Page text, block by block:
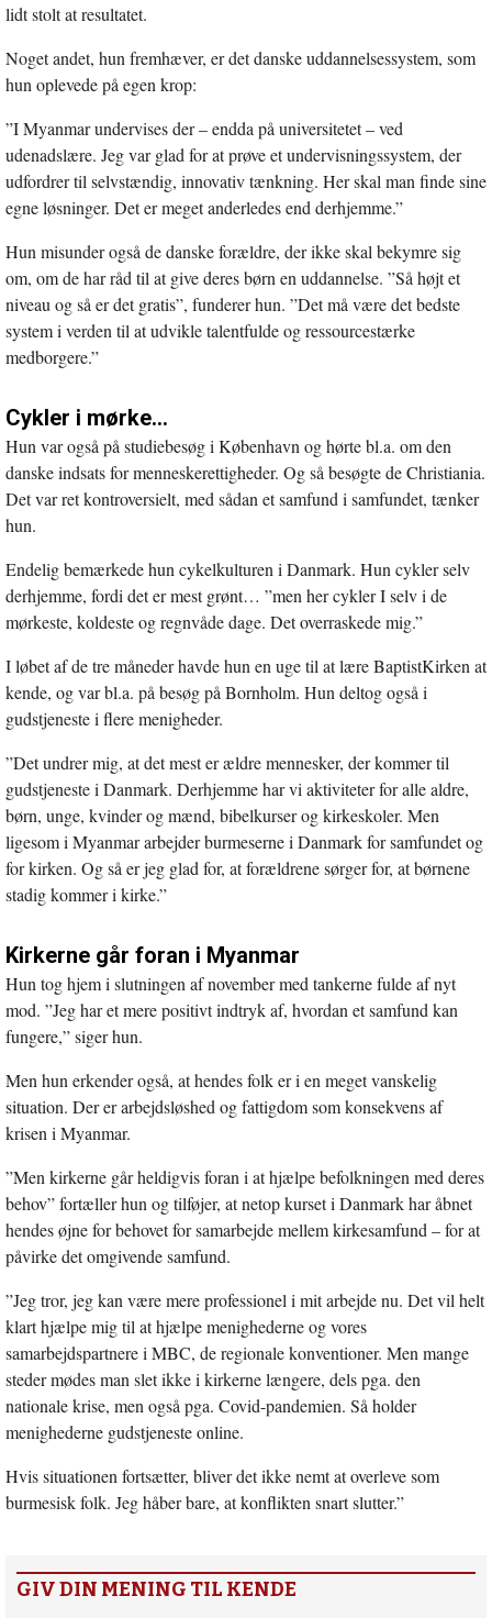
lidt stolt at resultatet.
Noget andet, hun fremhæver, er det danske uddannelsessystem, som
hun oplevede på egen krop:
”I Myanmar undervises der – endda på universitetet – ved
udenadslære. Jeg var glad for at prøve et undervisningssystem, der
udfordrer til selvstændig, innovativ tænkning. Her skal man finde sine
egne løsninger. Det er meget anderledes end derhjemme.”
Hun misunder også de danske forældre, der ikke skal bekymre sig
om, om de har råd til at give deres børn en uddannelse. ”Så højt et
niveau og så er det gratis”, funderer hun. ”Det må være det bedste
system i verden til at udvikle talentfulde og ressourcestærke
medborgere.”
Cykler i mørke…
Hun var også på studiebesøg i København og hørte bl.a. om den
danske indsats for menneskerettigheder. Og så besøgte de Christiania.
Det var ret kontroversielt, med sådan et samfund i samfundet, tænker
hun.
Endelig bemærkede hun cykelkulturen i Danmark. Hun cykler selv
derhjemme, fordi det er mest grønt… ”men her cykler I selv i de
mørkeste, koldeste og regnvåde dage. Det overraskede mig.”
I løbet af de tre måneder havde hun en uge til at lære BaptistKirken at
kende, og var bl.a. på besøg på Bornholm. Hun deltog også i
gudstjeneste i flere menigheder.
”Det undrer mig, at det mest er ældre mennesker, der kommer til
gudstjeneste i Danmark. Derhjemme har vi aktiviteter for alle aldre,
børn, unge, kvinder og mænd, bibelkurser og kirkeskoler. Men
ligesom i Myanmar arbejder burmeserne i Danmark for samfundet og
for kirken. Og så er jeg glad for, at forældrene sørger for, at børnene
stadig kommer i kirke.”
Kirkerne går foran i Myanmar
Hun tog hjem i slutningen af november med tankerne fulde af nyt
mod. ”Jeg har et mere positivt indtryk af, hvordan et samfund kan
fungere,” siger hun.
Men hun erkender også, at hendes folk er i en meget vanskelig
situation. Der er arbejdsløshed og fattigdom som konsekvens af
krisen i Myanmar.
”Men kirkerne går heldigvis foran i at hjælpe befolkningen med deres
behov” fortæller hun og tilføjer, at netop kurset i Danmark har åbnet
hendes øjne for behovet for samarbejde mellem kirkesamfund – for at
påvirke det omgivende samfund.
”Jeg tror, jeg kan være mere professionel i mit arbejde nu. Det vil helt
klart hjælpe mig til at hjælpe menighederne og vores
samarbejdspartnere i MBC, de regionale konventioner. Men mange
steder mødes man slet ikke i kirkerne længere, dels pga. den
nationale krise, men også pga. Covid-pandemien. Så holder
menighederne gudstjeneste online.
Hvis situationen fortsætter, bliver det ikke nemt at overleve som
burmesisk folk. Jeg håber bare, at konflikten snart slutter.”
GIV DIN MENING TIL KENDE